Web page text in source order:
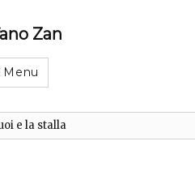
Zan
Menu
e la stalla